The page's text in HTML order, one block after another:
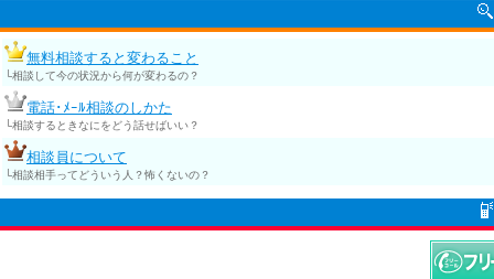
無料相談すると変わること
└相談して今の状況から何が変わるの？
電話･ﾒｰﾙ相談のしかた
└相談するときなにをどう話せばいい？
相談員について
└相談相手ってどういう人？怖くないの？